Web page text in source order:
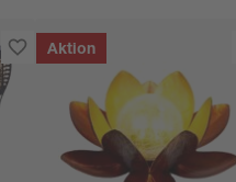
Aktion